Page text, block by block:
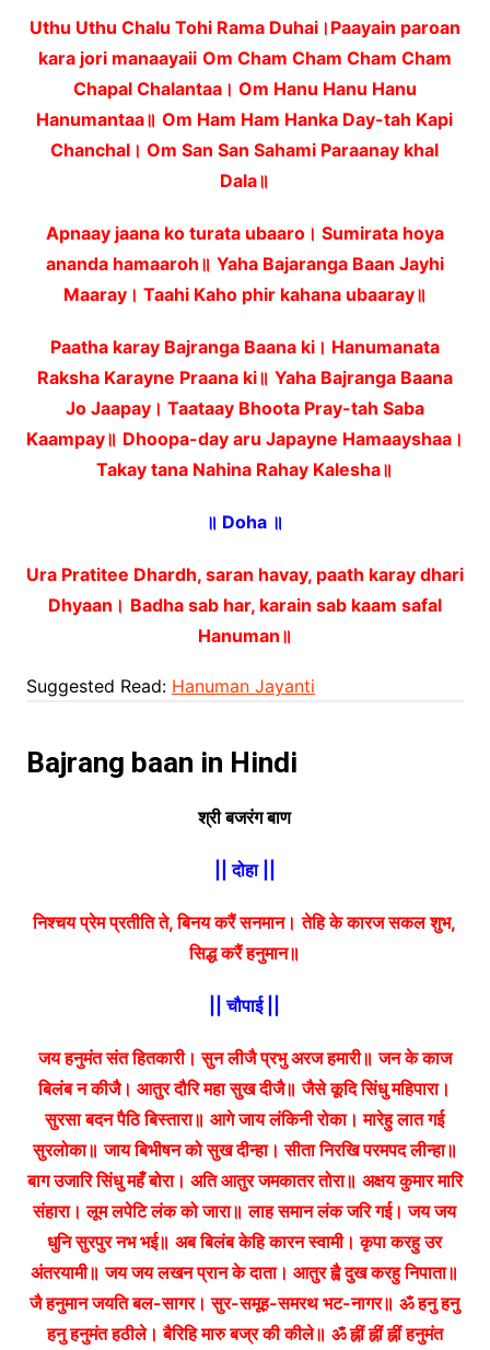
Uthu Uthu Chalu Tohi Rama Duhai।Paayain paroan
kara jori manaayaii Om Cham Cham Cham Cham
Chapal Chalantaa। Om Hanu Hanu Hanu
Hanumantaa॥ Om Ham Ham Hanka Day-tah Kapi
Chanchal। Om San San Sahami Paraanay khal
Dala॥
Apnaay jaana ko turata ubaaro। Sumirata hoya
ananda hamaaroh॥ Yaha Bajaranga Baan Jayhi
Maaray। Taahi Kaho phir kahana ubaaray॥
Paatha karay Bajranga Baana ki। Hanumanata
Raksha Karayne Praana ki॥ Yaha Bajranga Baana
Jo Jaapay। Taataay Bhoota Pray-tah Saba
Kaampay॥ Dhoopa-day aru Japayne Hamaayshaa।
Takay tana Nahina Rahay Kalesha॥
॥ Doha ॥
Ura Pratitee Dhardh, saran havay, paath karay dhari
Dhyaan। Badha sab har, karain sab kaam safal
Hanuman॥
Suggested Read: Hanuman Jayanti
Bajrang baan in Hindi
श्री बजरंग बाण
|| दोहा ||
निश्चय प्रेम प्रतीति ते, बिनय करैं सनमान। तेहि के कारज सकल शुभ,
सिद्ध करैं हनुमान॥
|| चौपाई ||
जय हनुमंत संत हितकारी। सुन लीजै प्रभु अरज हमारी॥ जन के काज
बिलंब न कीजै। आतुर दौरि महा सुख दीजै॥ जैसे कूदि सिंधु महिपारा।
सुरसा बदन पैठि बिस्तारा॥ आगे जाय लंकिनी रोका। मारेहु लात गई
सुरलोका॥ जाय बिभीषन को सुख दीन्हा। सीता निरखि परमपद लीन्हा॥
बाग उजारि सिंधु महँ बोरा। अति आतुर जमकातर तोरा॥ अक्षय कुमार मारि
संहारा। लूम लपेटि लंक को जारा॥ लाह समान लंक जरि गई। जय जय
धुनि सुरपुर नभ भई॥ अब बिलंब केहि कारन स्वामी। कृपा करहु उर
अंतरयामी॥ जय जय लखन प्रान के दाता। आतुर ह्वै दुख करहु निपाता॥
जै हनुमान जयति बल-सागर। सुर-समूह-समरथ भट-नागर॥ ॐ हनु हनु
हनु हनुमंत हठीले। बैरिहि मारु बज्र की कीले॥ ॐ ह्नीं ह्नीं ह्नीं हनुमंत